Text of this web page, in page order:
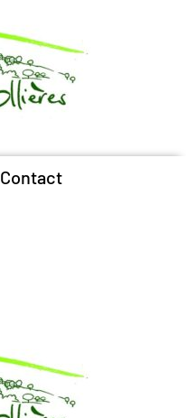
Contact